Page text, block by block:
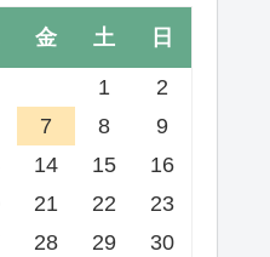
金 土 日
1
2
7 8
9
14 15
16
21 22
23
28 29
30